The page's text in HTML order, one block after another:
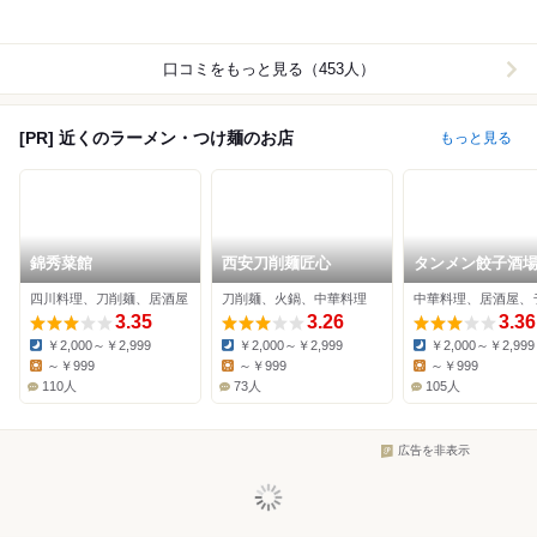
口コミをもっと見る（453人）
[PR] 近くのラーメン・つけ麺のお店 もっと見る
錦秀菜館
四川料理、刀削麺、居酒屋
3.35
Dinner:
￥2,000～￥2,999
～￥999
110人
西安刀削麺匠心
刀削麺、火鍋、中華料理
3.26
Dinner:
￥2,000～￥2,999
Lunch:
～￥999
73人
タンメン餃子酒
正
3.36
Dinner:
￥2,000～￥2,999
～￥999
105人
広告を非表示